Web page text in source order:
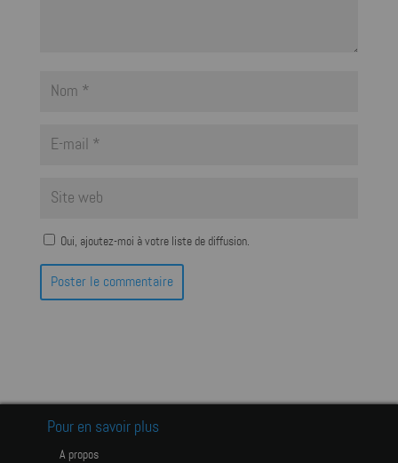
Oui, ajoutez-moi à votre liste de diffusion.
Pour en savoir plus
A propos